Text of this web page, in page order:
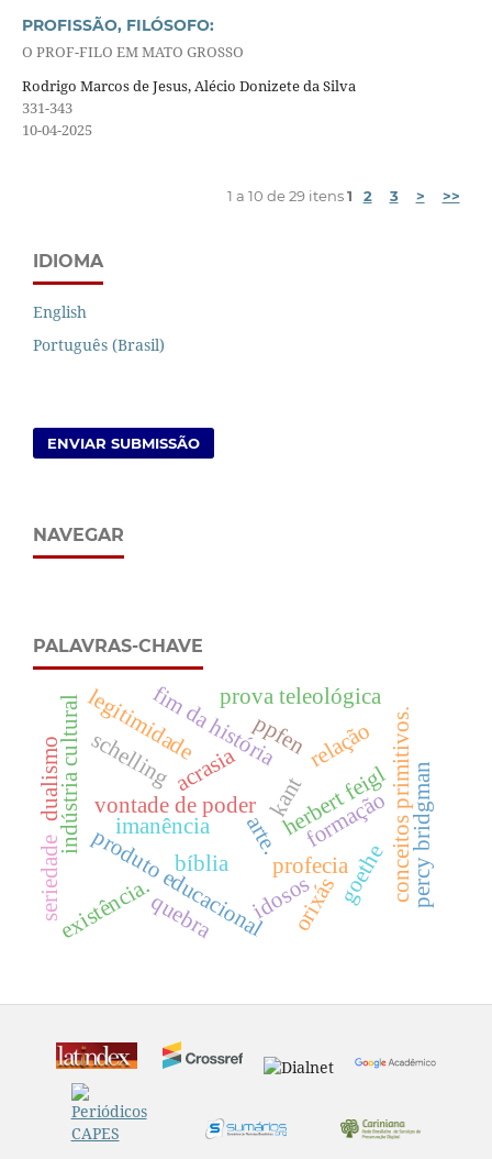
PROFISSÃO, FILÓSOFO:
O PROF-FILO EM MATO GROSSO
Rodrigo Marcos de Jesus, Alécio Donizete da Silva
331-343
10-04-2025
1 a 10 de 29 itens1 2 3 > >>
IDIOMA
English
Português (Brasil)
ENVIAR SUBMISSÃO
NAVEGAR
PALAVRAS-CHAVE
kant
herbert feigl
bíblia profecia
produto educacional
relação
vontade de poder
acrasia
formação
indústria cultural conceitos primitivos.percy bridgman
fim da história
idosos
arte.
schelling
prova teleológica
existência.
legitimidade
goethe
dualismo
imanência
seriedade quebra
ppfen
orixás